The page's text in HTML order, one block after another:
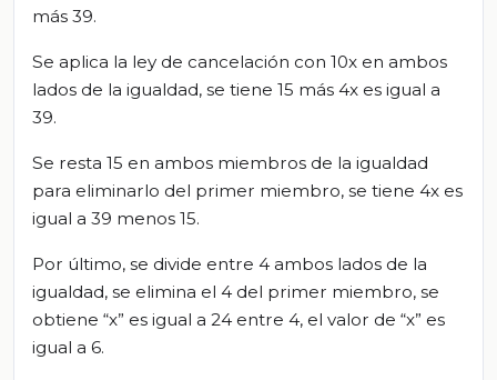
más 39.
Se aplica la ley de cancelación con 10x en ambos
lados de la igualdad, se tiene 15 más 4x es igual a
39.
Se resta 15 en ambos miembros de la igualdad
para eliminarlo del primer miembro, se tiene 4x es
igual a 39 menos 15.
Por último, se divide entre 4 ambos lados de la
igualdad, se elimina el 4 del primer miembro, se
obtiene “x” es igual a 24 entre 4, el valor de “x” es
igual a 6.